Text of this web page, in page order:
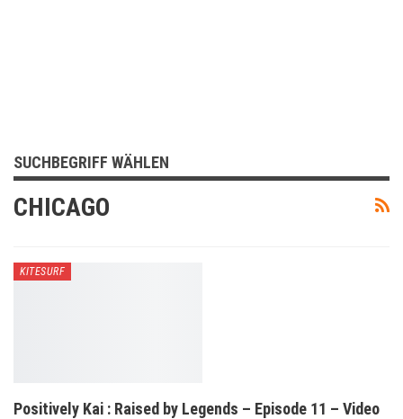
SUCHBEGRIFF WÄHLEN
CHICAGO
KITESURF
Positively Kai : Raised by Legends – Episode 11 – Video